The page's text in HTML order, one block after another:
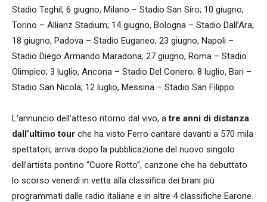
Stadio Teghil; 6 giugno, Milano – Stadio San Siro; 10 giugno,
Torino – Allianz Stadium; 14 giugno, Bologna – Stadio Dall’Ara;
18 giugno, Padova – Stadio Euganeo; 23 giugno, Napoli –
Stadio Diego Armando Maradona; 27 giugno, Roma – Stadio
Olimpico; 3 luglio, Ancona – Stadio Del Conero; 8 luglio, Bari –
Stadio San Nicola; 12 luglio, Messina – Stadio San Filippo.
L’annuncio dell’atteso ritorno dal vivo, atre anni di distanza
dall’ultimo tour che ha visto Ferro cantare davanti a 570 mila
spettatori, arriva dopo la pubblicazione del nuovo singolo
dell’artista pontino “Cuore Rotto”, canzone che ha debuttato
lo scorso venerdì in vetta alla classifica dei brani più
programmati dalle radio italiane e in altre 4 classifiche Earone.